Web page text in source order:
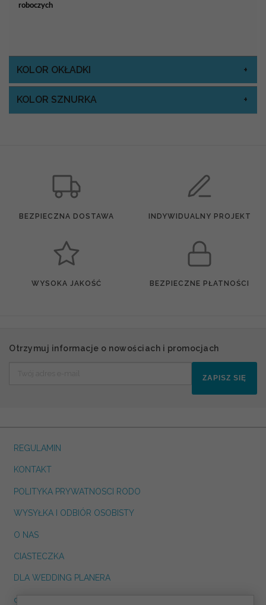
roboczych
KOLOR OKŁADKI
KOLOR SZNURKA
BEZPIECZNA DOSTAWA INDYWIDUALNY PROJEKT
WYSOKA JAKOŚĆ BEZPIECZNE PŁATNOŚCI
Otrzymuj informacje o nowościach i promocjach
ZAPISZ SIĘ
REGULAMIN
KONTAKT
POLITYKA PRYWATNOSCI RODO
WYSYŁKA I ODBIÓR OSOBISTY
O NAS
CIASTECZKA
DLA WEDDING PLANERA
dreskot.com